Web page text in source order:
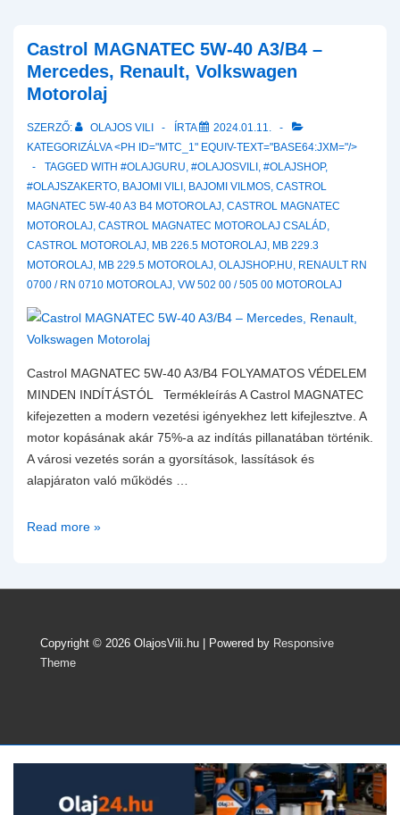
A3/B4
Motorolaj
–
Renault,
Volkswagen
Castrol MAGNATEC 5W-40 A3/B4 –
Mercedes, Renault, Volkswagen
Motorolaj
SZERZŐ: OLAJOS VILI ÍRTA
2024.01.11.
KATEGORIZÁLVA <PH ID="MTC_1" EQUIV-TEXT="BASE64:JXM="/>
TAGGED WITH #OLAJGURU, #OLAJOSVILI , #OLAJSHOP,
#OLAJSZAKERTO, BAJOMI VILI , BAJOMI VILMOS, CASTROL
MAGNATEC 5W-40 A3 B4 MOTOROLAJ, CASTROL MAGNATEC
MOTOROLAJ, CASTROL MAGNATEC MOTOROLAJ CSALÁD,
CASTROL MOTOROLAJ, MB 226.5 MOTOROLAJ, MB 229.3
MOTOROLAJ, MB 229.5 MOTOROLAJ, OLAJSHOP.HU, RENAULT RN
0700 / RN 0710 MOTOROLAJ, VW 502 00 / 505 00 MOTOROLAJ
Castrol MAGNATEC 5W-40 A3/B4 FOLYAMATOS VÉDELEM
MINDEN INDÍTÁSTÓL Termékleírás A Castrol MAGNATEC
kifejezetten a modern vezetési igényekhez lett kifejlesztve. A
motor kopásának akár 75%-a az indítás pillanatában történik.
A városi vezetés során a gyorsítások, lassítások és
alapjáraton való működés …
Castrol
40
Mercedes,
Read more »
Copyright © 2026 OlajosVili.hu | Powered by Responsive
Theme